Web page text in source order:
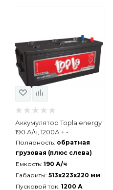
Аккумулятор Topla energy
190 А/ч, 1200А + -
Полярность: обратная
грузовая (плюс слева)
Емкость: 190 А/ч
Габариты: 513x223x220 мм
Пусковой ток: 1200 А